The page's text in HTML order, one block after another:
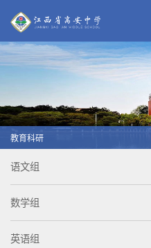
教育科研
语文组
数学组
英语组